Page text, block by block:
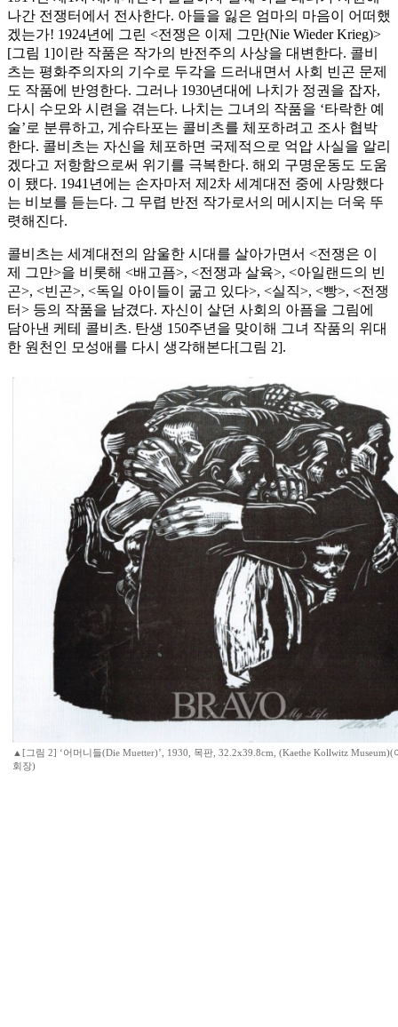
나간 전쟁터에서 전사한다. 아들을 잃은 엄마의 마음이 어떠했
겠는가! 1924년에 그린 <전쟁은 이제 그만(Nie Wieder Krieg)>
[그림 1]이란 작품은 작가의 반전주의 사상을 대변한다. 콜비
츠는 평화주의자의 기수로 두각을 드러내면서 사회 빈곤 문제
도 작품에 반영한다. 그러나 1930년대에 나치가 정권을 잡자,
다시 수모와 시련을 겪는다. 나치는 그녀의 작품을 ‘타락한 예
술’로 분류하고, 게슈타포는 콜비츠를 체포하려고 조사 협박
한다. 콜비츠는 자신을 체포하면 국제적으로 억압 사실을 알리
겠다고 저항함으로써 위기를 극복한다. 해외 구명운동도 도움
이 됐다. 1941년에는 손자마저 제2차 세계대전 중에 사망했다
는 비보를 듣는다. 그 무렵 반전 작가로서의 메시지는 더욱 뚜
렷해진다.
콜비츠는 세계대전의 암울한 시대를 살아가면서 <전쟁은 이
제 그만>을 비롯해 <배고픔>, <전쟁과 살육>, <아일랜드의 빈
곤>, <빈곤>, <독일 아이들이 굶고 있다>, <실직>, <빵>, <전쟁
터> 등의 작품을 남겼다. 자신이 살던 사회의 아픔을 그림에
담아낸 케테 콜비츠. 탄생 150주년을 맞이해 그녀 작품의 위대
한 원천인 모성애를 다시 생각해본다[그림 2].
▲[그림 2] ‘어머니들(Die Muetter)’, 1930, 목판, 32.2x39.8cm, (Kaethe Kollwitz
회장)